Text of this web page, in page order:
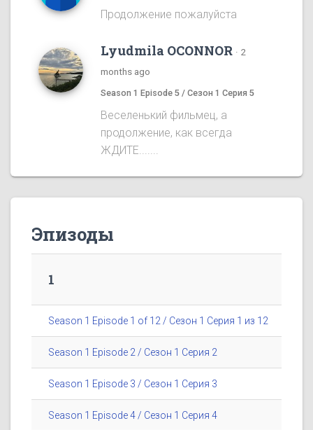
Продолжение пожалуйста
Lyudmila OCONNOR · 2
months ago
Season 1 Episode 5 / Сезон 1 Серия 5
Веселенький фильмец, а
продолжение, как всегда
ЖДИТЕ.......
Эпизоды
1
Season 1 Episode 1 of 12 / Сезон 1 Серия 1 из 12
Season 1 Episode 2 / Сезон 1 Серия 2
Season 1 Episode 3 / Сезон 1 Серия 3
Season 1 Episode 4 / Сезон 1 Серия 4